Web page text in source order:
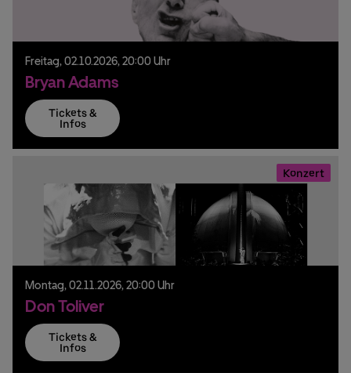
Freitag, 02.10.2026, 20:00 Uhr
Bryan Adams
Tickets &
Infos
Konzert
Montag, 02.11.2026, 20:00 Uhr
Don Toliver
Tickets &
Infos